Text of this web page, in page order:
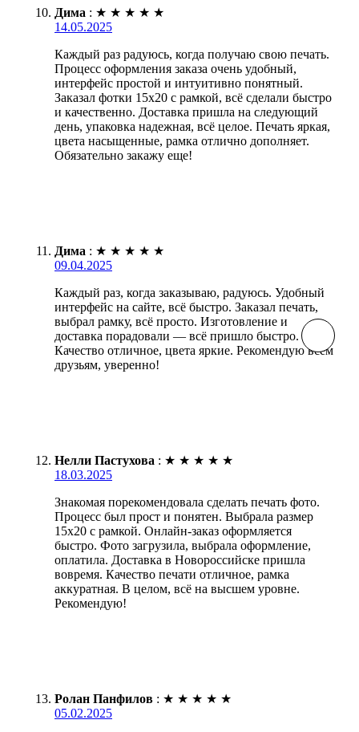
Дима : ★ ★ ★ ★ ★
14.05.2025
Каждый раз радуюсь, когда получаю свою печать.
Процесс оформления заказа очень удобный,
интерфейс простой и интуитивно понятный.
Заказал фотки 15х20 с рамкой, всё сделали быстро
и качественно. Доставка пришла на следующий
день, упаковка надежная, всё целое. Печать яркая,
цвета насыщенные, рамка отлично дополняет.
Обязательно закажу еще!
Дима : ★ ★ ★ ★ ★
09.04.2025
Каждый раз, когда заказываю, радуюсь. Удобный
интерфейс на сайте, всё быстро. Заказал печать,
выбрал рамку, всё просто. Изготовление и
доставка порадовали — всё пришло быстро.
Качество отличное, цвета яркие. Рекомендую всем
друзьям, уверенно!
Нелли Пастухова : ★ ★ ★ ★ ★
18.03.2025
Знакомая порекомендовала сделать печать фото.
Процесс был прост и понятен. Выбрала размер
15х20 с рамкой. Онлайн-заказ оформляется
быстро. Фото загрузила, выбрала оформление,
оплатила. Доставка в Новороссийске пришла
вовремя. Качество печати отличное, рамка
аккуратная. В целом, всё на высшем уровне.
Рекомендую!
Ролан Панфилов : ★ ★ ★ ★ ★
05.02.2025